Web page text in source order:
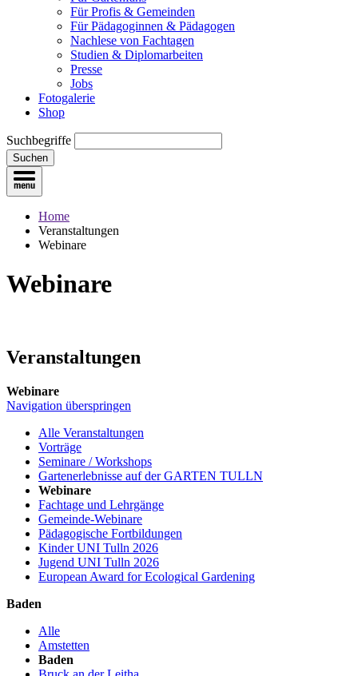
Für Profis & Gemeinden
Für Pädagoginnen & Pädagogen
Nachlese von Fachtagen
Studien & Diplomarbeiten
Presse
Jobs
Fotogalerie
Shop
Suchbegriffe
Suchen
Home
Veranstaltungen
Webinare
Webinare
Veranstaltungen
Webinare
Navigation überspringen
Alle Veranstaltungen
Vorträge
Seminare / Workshops
Gartenerlebnisse auf der GARTEN TULLN
Webinare
Fachtage und Lehrgänge
Gemeinde-Webinare
Pädagogische Fortbildungen
Kinder UNI Tulln 2026
Jugend UNI Tulln 2026
European Award for Ecological Gardening
Baden
Alle
Amstetten
Baden